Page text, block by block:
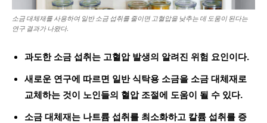
소금 대체재를 사용하여 일반 소금 섭취를 줄이면 고혈압을 낮추는 데 도움이 된다는
연구 결과가 나왔다.
과도한 소금 섭취는 고혈압 발생의 알려진 위험 요인이다.
새로운 연구에 따르면 일반 식탁용 소금을 소금 대체재로
교체하는 것이 노인들의 혈압 조절에 도움이 될 수 있다.
소금 대체재는 나트륨 섭취를 최소화하고 칼륨 섭취를 증